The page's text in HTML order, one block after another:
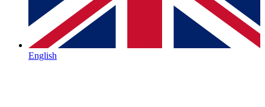
English